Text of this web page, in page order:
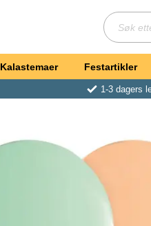
Søk
Kalastemaer Festartikler
1-3 dagers